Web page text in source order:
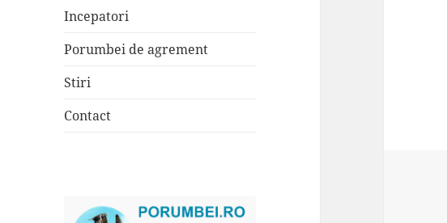
Incepatori
Porumbei de agrement
Stiri
Contact